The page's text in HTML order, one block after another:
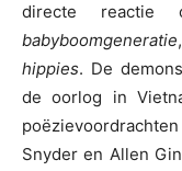
directe reactie
babyboomgeneratie
hippies. De
de oorlog in
Snyder en Allen